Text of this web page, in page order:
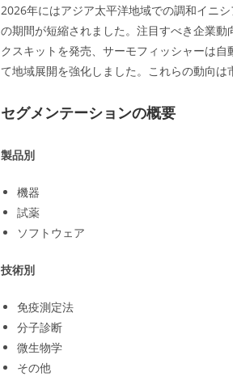
2026年にはアジア太平洋地域での調和イニ
の期間が短縮されました。注目すべき企業
クスキットを発売、サーモフィッシャーは
て地域展開を強化しました。これらの動向は
セグメンテーションの概要
製品別
機器
試薬
ソフトウェア
技術別
免疫測定法
分子診断
微生物学
その他